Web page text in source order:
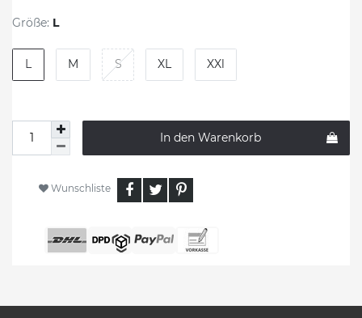
Größe: L
L M S XL XXl
In den Warenkorb
Wunschliste